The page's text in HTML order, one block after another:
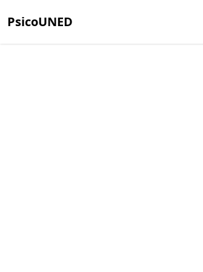
PsicoUNED